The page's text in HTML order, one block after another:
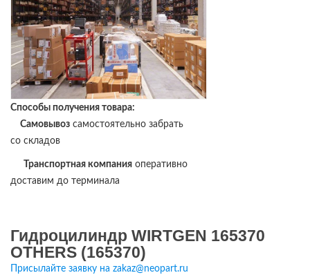
Способы получения товара:
Самовывоз самостоятельно забрать
со складов
Транспортная компания оперативно
доставим до терминала
Гидроцилиндр WIRTGEN 165370
OTHERS (165370)
Присылайте заявку на zakaz@neopart.ru